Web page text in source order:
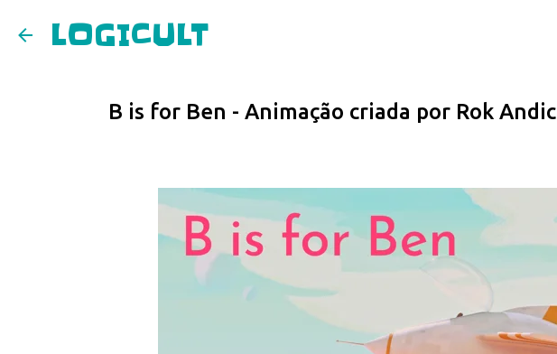
LOGICULT
B is for Ben - Animação criada por Rok Andic